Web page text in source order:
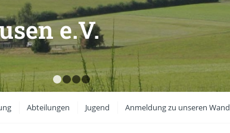
1 3 4
e.V.
Abteilungen Jugend Anmeldung zu unseren